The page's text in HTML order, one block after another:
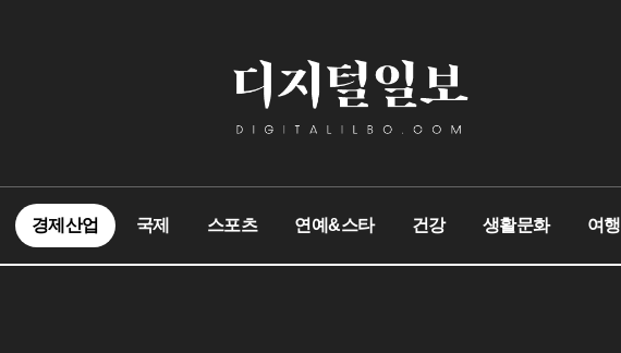
경제산업 국제 스포츠 연예&스타 건강 생활문화 여행